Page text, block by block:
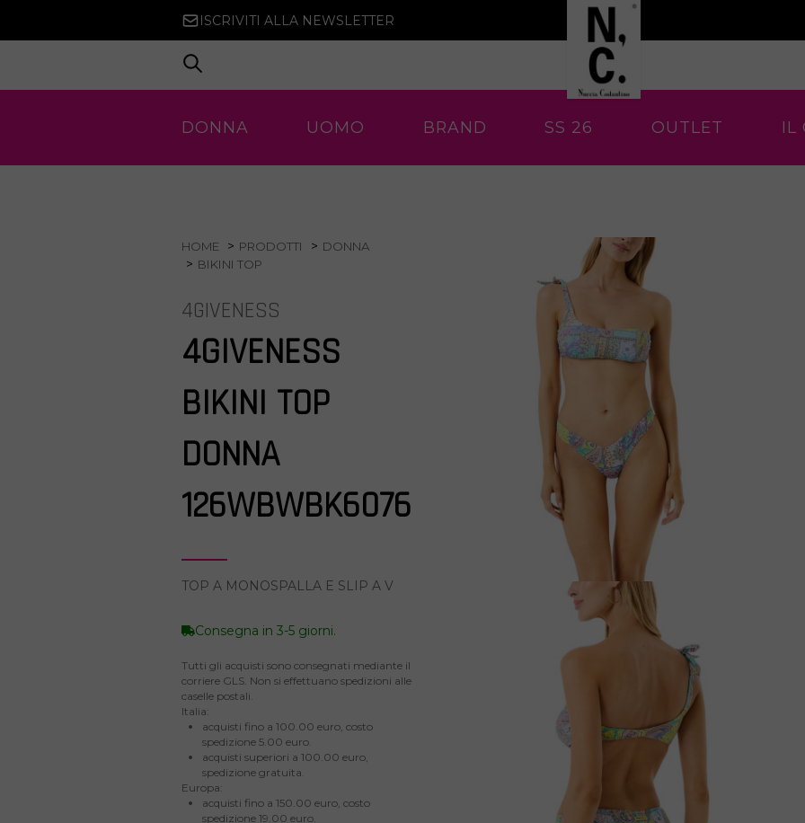
ISCRIVITI ALLA NEWSLETTER
DONNA UOMO BRAND SS 26 OUTLET IL
HOME PRODOTTI
DONNA
BIKINI TOP
4GIVENESS
4GIVENESS
BIKINI TOP
DONNA
126WBWBK6076
TOP A MONOSPALLA E SLIP A V
Consegna in 3-5 giorni.
Tutti gli acquisti sono consegnati mediante il
corriere GLS. Non si effettuano spedizioni alle
caselle postali.
Italia:
acquisti fino a 100.00 euro, costo
spedizione 5.00 euro.
acquisti superiori a 100.00 euro,
spedizione gratuita.
Europa:
acquisti fino a 150.00 euro, costo
spedizione 19.00 euro.